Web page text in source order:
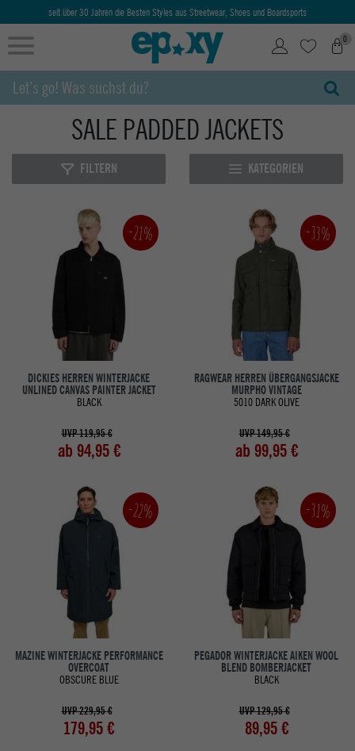
seit über 30 Jahren die Besten Styles aus Streetwear, Shoes und Boardsports
0
SALE PADDED JACKETS
FILTERN KATEGORIEN
-21%
DICKIES HERREN WINTERJACKE
UNLINED CANVAS PAINTER JACKET
BLACK
UVP 119,95 €
ab 94,95 €
-33%
RAGWEAR HERREN ÜBERGANGSJACKE
MURPHO VINTAGE
5010 DARK OLIVE
UVP 149,95 €
ab 99,95 €
-22%
MAZINE WINTERJACKE PERFORMANCE
OVERCOAT
OBSCURE BLUE
UVP 229,95 €
179,95 €
-31%
PEGADOR WINTERJACKE AIKEN WOOL
BLEND BOMBERJACKET
BLACK
UVP 129,95 €
89,95 €